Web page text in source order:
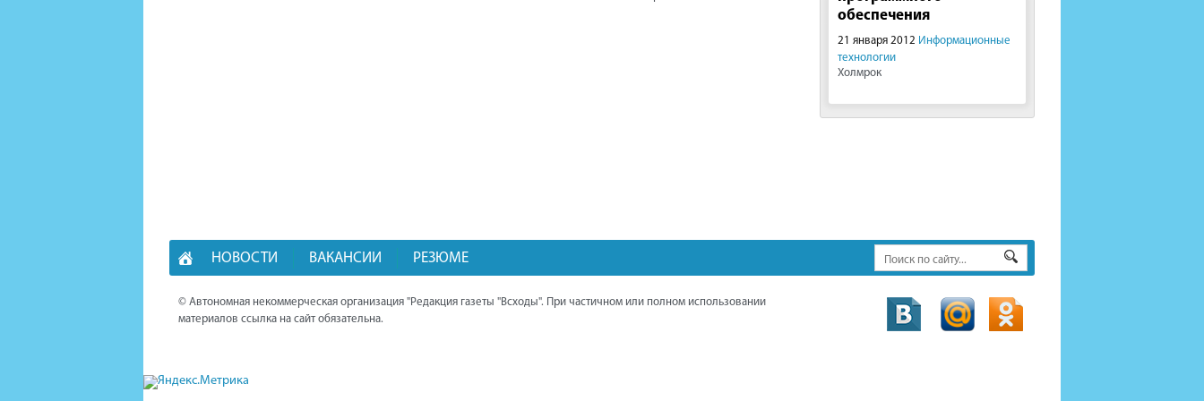
"День поля" прошёл в Нагайбакском
начале XX вв."
обеспечения
21 января 2012 Информационные
технологии
Холмрок
НОВОСТИ ВАКАНСИИ РЕЗЮМЕ
© Автономная некоммерческая организация "Редакция газеты "Всходы". При частичном или полном использовании
материалов ссылка на сайт обязательна.